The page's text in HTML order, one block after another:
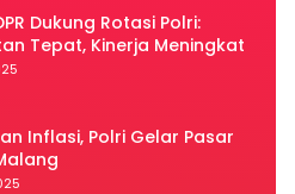
Dukung Rotasi Polri:
Tepat, Kinerja Meningkat
Inflasi, Polri Gelar Pasar